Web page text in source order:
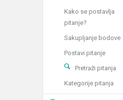
Kako se postavlja
pitanje?
Sakupljanje bodove
Postavi pitanje
Pretraži pitanja
Kategorije pitanja